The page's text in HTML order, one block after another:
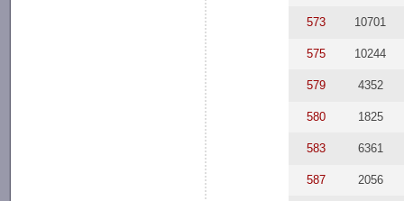
573 10701
575 10244
579 4352
580 1825
583 6361
587 2056